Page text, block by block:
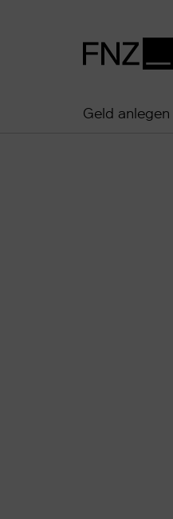
Geld anlegen